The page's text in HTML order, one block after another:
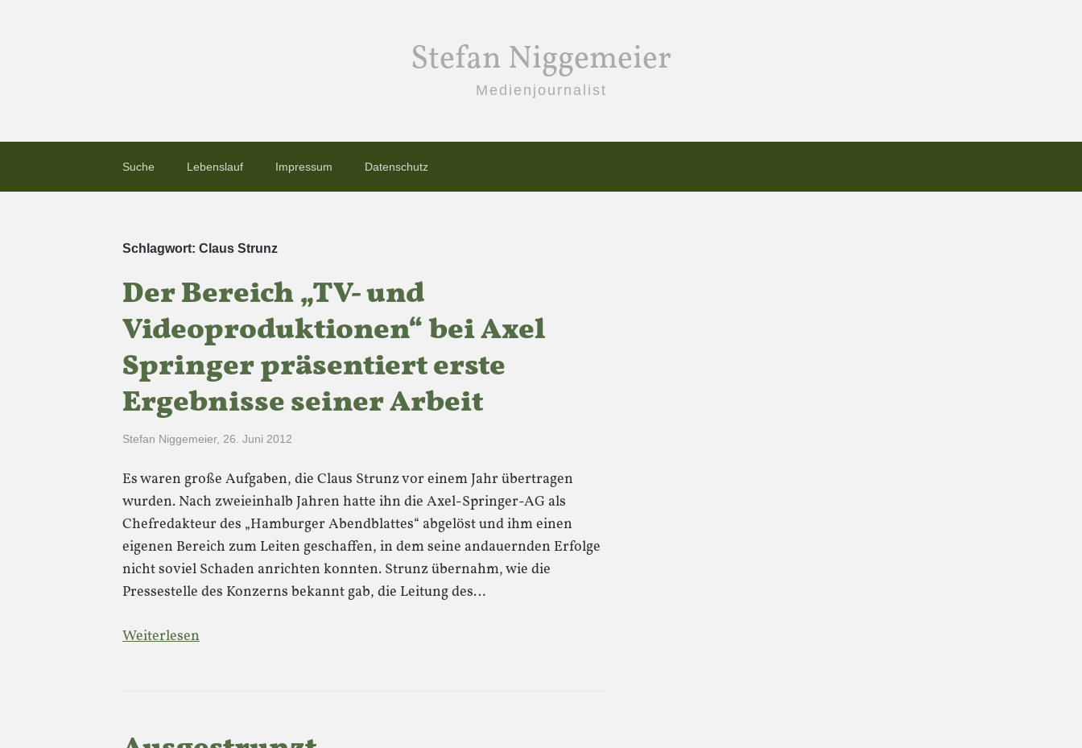
Stefan Niggemeier
Medienjournalist
Suche Lebenslauf Impressum Datenschutz
Schlagwort: Claus Strunz
Der Bereich „TV- und
Videoproduktionen“ bei Axel
Springer präsentiert erste
Ergebnisse seiner Arbeit
Stefan Niggemeier, 26. Juni 2012
Es waren große Aufgaben, die Claus Strunz vor einem Jahr übertragen
wurden. Nach zweieinhalb Jahren hatte ihn die Axel-Springer-AG als
Chefredakteur des „Hamburger Abendblattes“ abgelöst und ihm einen
eigenen Bereich zum Leiten geschaffen, in dem seine andauernden Erfolge
nicht soviel Schaden anrichten konnten. Strunz übernahm, wie die
Pressestelle des Konzerns bekannt gab, die Leitung des…
Weiterlesen